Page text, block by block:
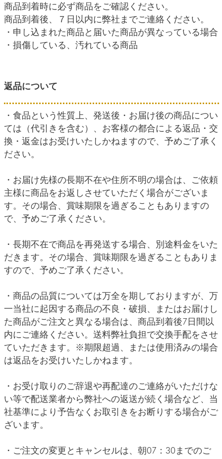
商品到着時に必ず商品をご確認ください。
商品到着後、７日以内に弊社までご連絡ください。
・申し込まれた商品と届いた商品が異なっている場合
・損傷している、汚れている商品
返品について
・食品という性質上、発送後・お届け後の商品につい
ては（代引きを含む）、お客様の都合による返品・交
換・返金はお受けいたしかねますので、予めご了承く
ださい。
・お届け先様の長期不在や住所不明の場合は、ご依頼
主様に商品をお返しさせていただく場合がございま
す。その場合、賞味期限を過ぎることもありますの
で、予めご了承ください。
・長期不在で商品を再発送する場合、別途料金をいた
だきます。その場合、賞味期限を過ぎることもありま
すので、予めご了承ください。
・商品の品質については万全を期しておりますが、万
一当社に起因する商品の不良・破損、またはお届けし
た商品がご注文と異なる場合は、商品到着後7日間以
内にご連絡ください。送料弊社負担で交換手配をさせ
ていただきます。※期限超過、または使用済みの場合
は返品をお受けいたしかねます。
・お受け取りのご辞退や再配達のご連絡がいただけな
い等で配送業者から弊社への返送が続く場合など、当
社基準により予告なくお取引きをお断りする場合がご
ざいます。
・ご注文の変更とキャンセルは、朝07：30までのご